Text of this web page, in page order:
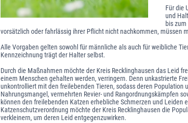
Für die
und
bis
vorsätzlich oder fahrlässig ihrer Pflicht nicht nachkommen, müssen
Alle Vorgaben gelten sowohl für männliche als auch für weibliche
Kennzeichnung trägt der Halter selbst.
Durch die Maßnahmen möchte der Kreis Recklinghausen das Leid
einem Menschen gehalten werden, verringern. Denn unkastrierte
unkontrolliert mit den freilebenden Tieren, sodass deren Population
Nahrungsmangel, vermehrten Revier- und Rangordnungskämpfen
können den freilebenden Katzen erhebliche Schmerzen und Leiden
Katzenschutzverordnung möchte der Kreis Recklinghausen die
verkleinern, um deren Leid entgegenzuwirken.